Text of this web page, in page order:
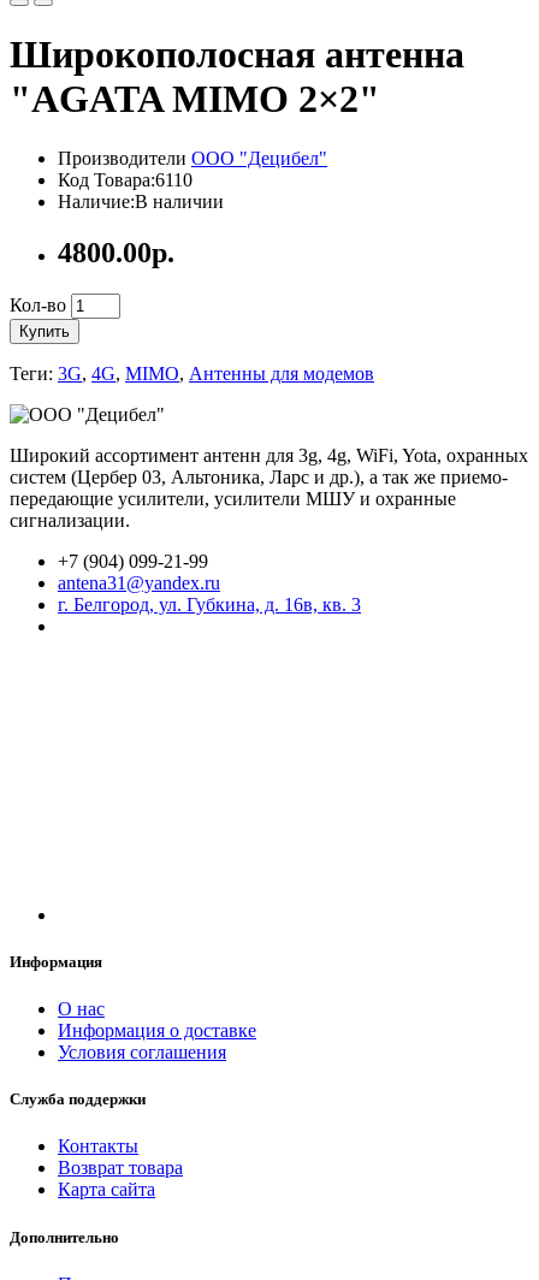
Широкополосная антенна
"AGATA MIMO 2×2"
Производители ООО "Децибел"
Код Товара:6110
Наличие:В наличии
4800.00р.
Кол-во
Купить
Теги: 3G, 4G, MIMO, Антенны для модемов
Широкий ассортимент антенн для 3g, 4g, WiFi, Yota, охранных
систем (Цербер 03, Альтоника, Ларс и др.), а так же приемо-
передающие усилители, усилители МШУ и охранные
сигнализации.
+7 (904) 099-21-99
antena31@yandex.ru
г. Белгород, ул. Губкина, д. 16в, кв. 3
Информация
О нас
Информация о доставке
Условия соглашения
Служба поддержки
Контакты
Возврат товара
Карта сайта
Дополнительно